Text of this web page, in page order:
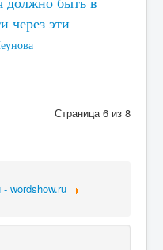
через эти
Страница 6 из 8
wordshow.ru